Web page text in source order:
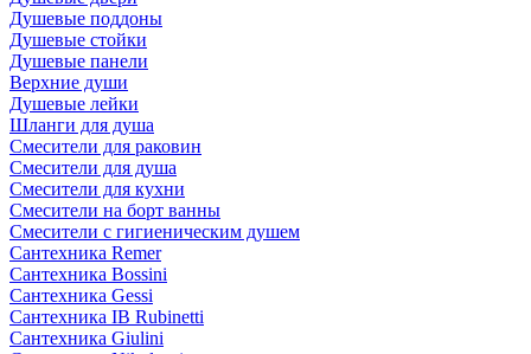
Душевые поддоны
Душевые стойки
Душевые панели
Верхние души
Душевые лейки
Шланги для душа
Смесители для раковин
Смесители для душа
Смесители для кухни
Смесители на борт ванны
Смесители с гигиеническим душем
Сантехника Remer
Сантехника Bossini
Сантехника Gessi
Сантехника IB Rubinetti
Сантехника Giulini